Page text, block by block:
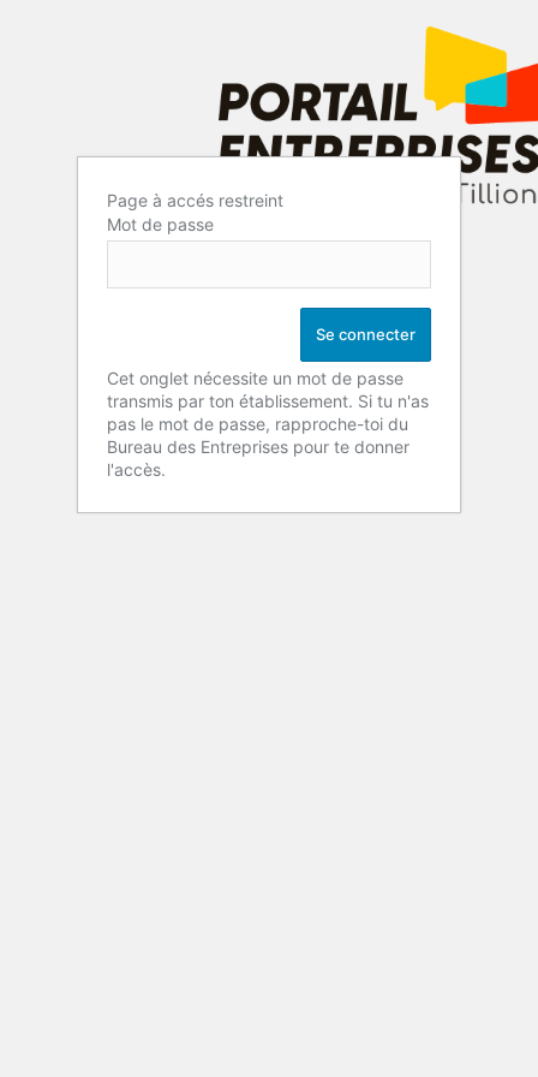
Page à accés restreint
Mot de passe
Cet onglet nécessite un mot de passe
transmis par ton établissement. Si tu n'as
pas le mot de passe, rapproche-toi du
Bureau des Entreprises pour te donner
l'accès.